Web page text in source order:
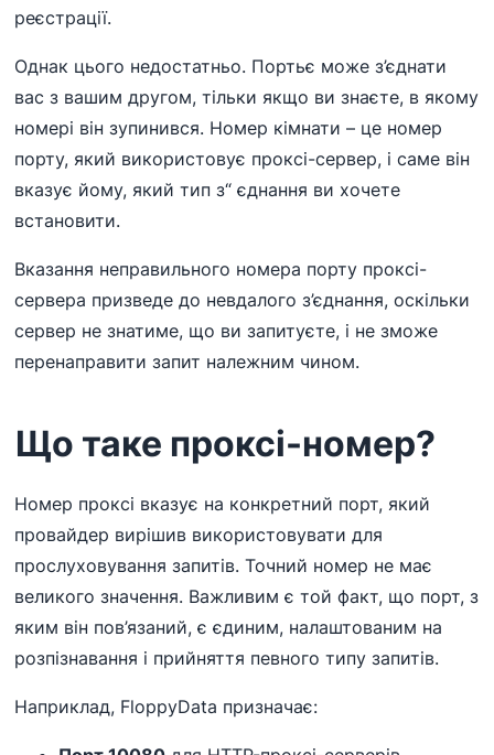
реєстрації.
Однак цього недостатньо. Портьє може з’єднати
вас з вашим другом, тільки якщо ви знаєте, в якому
номері він зупинився. Номер кімнати – це номер
порту, який використовує проксі-сервер, і саме він
вказує йому, який тип з“ єднання ви хочете
встановити.
Вказання неправильного номера порту проксі-
сервера призведе до невдалого з’єднання, оскільки
сервер не знатиме, що ви запитуєте, і не зможе
перенаправити запит належним чином.
Що таке проксі-номер?
Номер проксі вказує на конкретний порт, який
провайдер вирішив використовувати для
прослуховування запитів. Точний номер не має
великого значення. Важливим є той факт, що порт, з
яким він пов’язаний, є єдиним, налаштованим на
розпізнавання і прийняття певного типу запитів.
Наприклад, FloppyData призначає: